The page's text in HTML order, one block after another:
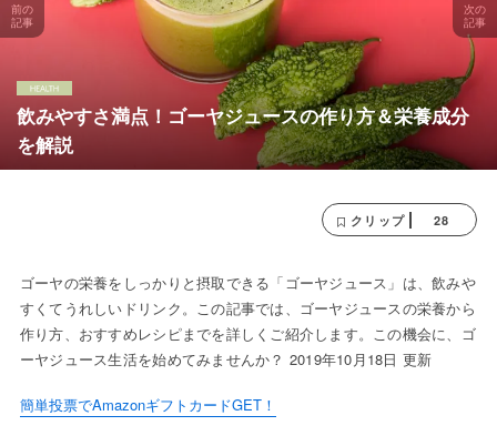
飲みやすさ満点！ゴーヤジュースの作り方＆栄養成分
を解説
前の
記事
次の
記事
クリップ 28
ゴーヤの栄養をしっかりと摂取できる「ゴーヤジュース」は、飲みや
すくてうれしいドリンク。この記事では、ゴーヤジュースの栄養から
作り方、おすすめレシピまでを詳しくご紹介します。この機会に、ゴ
ーヤジュース生活を始めてみませんか？ 2019年10月18日 更新
簡単投票でAmazonギフトカードGET！